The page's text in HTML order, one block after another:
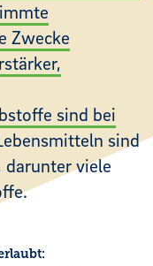
Zwecke
sind bei
sind
viele